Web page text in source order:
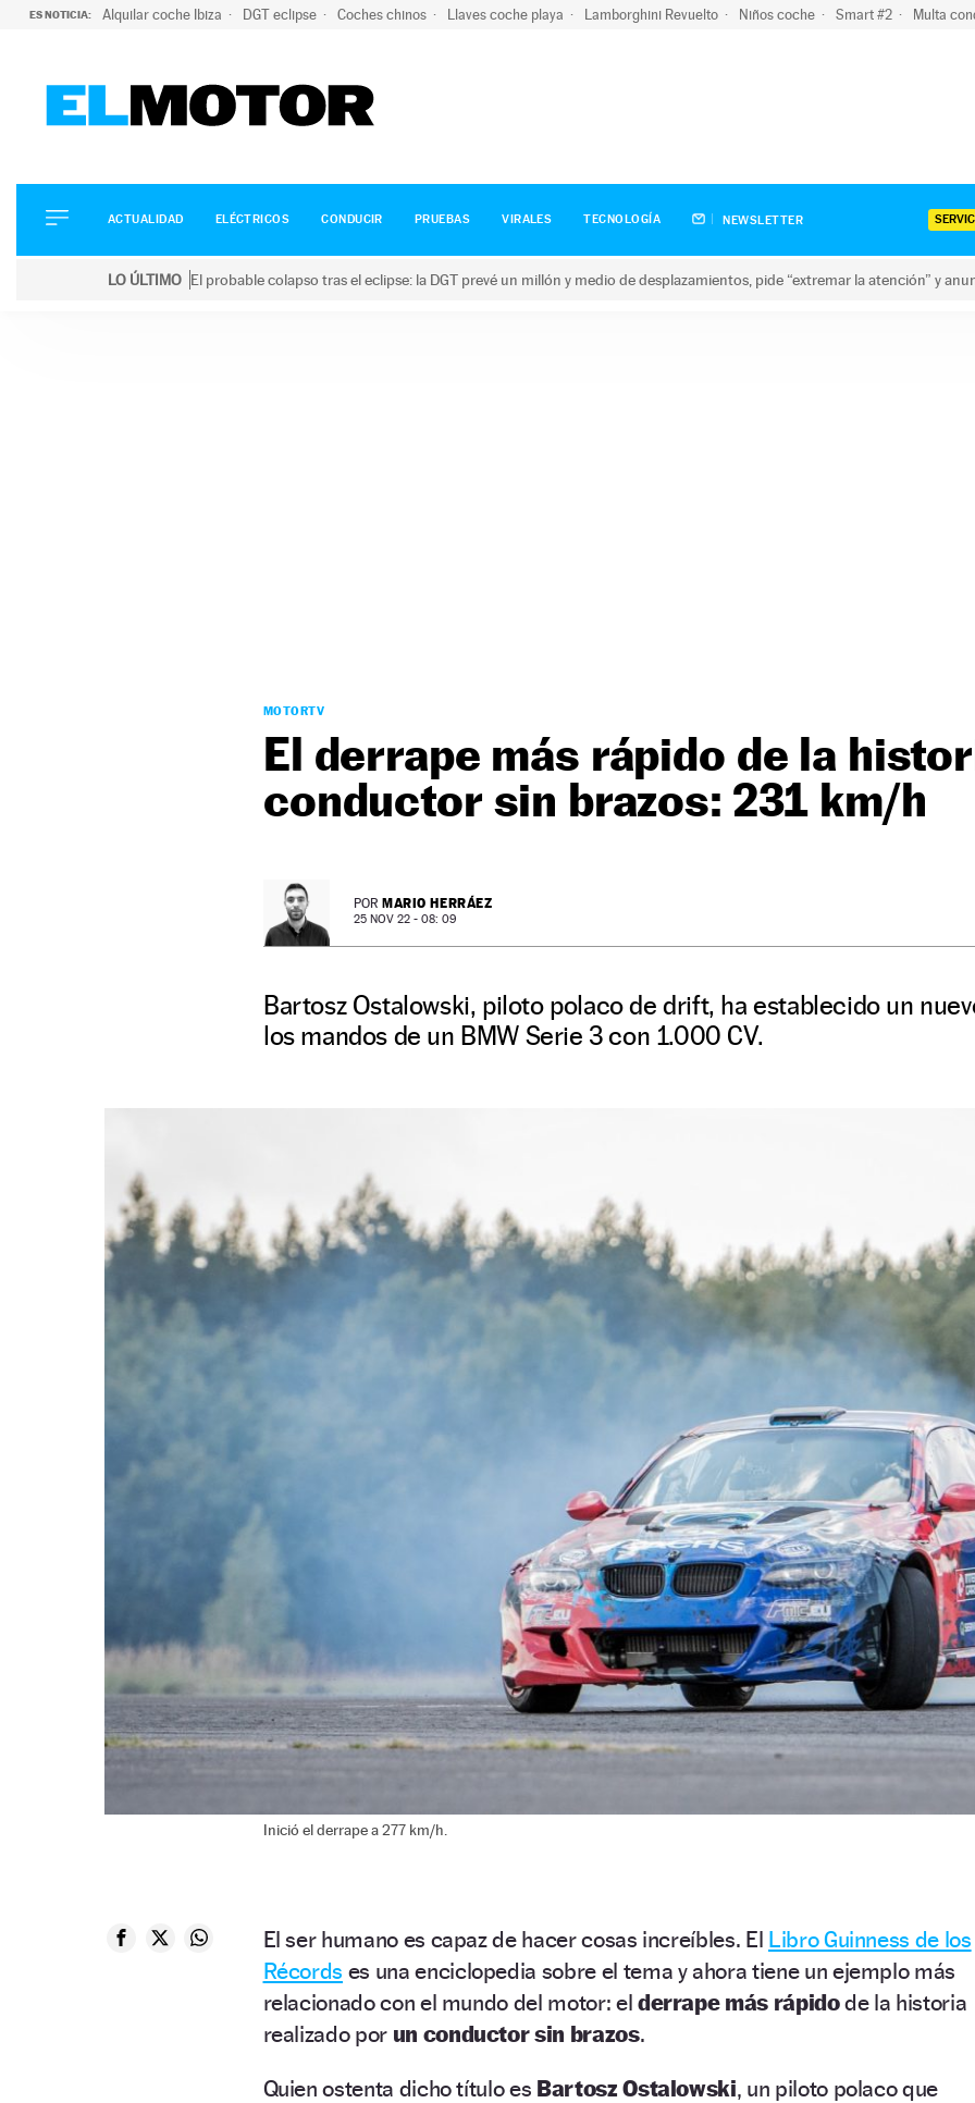
ES NOTICIA: Alquilar coche Ibiza DGT eclipse Coches chinos Llaves coche playa Lamborghini Revuelto Niños coche Smart #2 Multa
ELÉCTRICOS
CONDUCIR
ACTUALIDAD ELÉCTRICOS CONDUCIR PRUEBAS VIRALES TECNOLOGÍA NEWSLETTER
LO ÚLTIMO El probable colapso tras el eclipse: la DGT prevé un millón y medio de desplazamientos, pide “extremar la atención” y
MOTORTV
El derrape más rápido de la
conductor sin brazos: 231 km/h
POR MARIO HERRÁEZ
25 NOV 22 - 08: 09
Bartosz Ostalowski, piloto polaco de drift, ha establecido un
los mandos de un BMW Serie 3 con 1.000 CV.
Inició el derrape a 277 km/h.
El ser humano es capaz de hacer cosas increíbles. El Libro Guinness de los
Récords es una enciclopedia sobre el tema y ahora tiene un ejemplo más
relacionado con el mundo del motor: el derrape más rápidode la historia
realizado por un conductor sin brazos.
Quien ostenta dicho título es Bartosz Ostalowski, un piloto polaco que